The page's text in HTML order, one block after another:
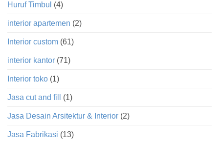
Huruf Timbul (4)
interior apartemen (2)
Interior custom (61)
interior kantor (71)
Interior toko (1)
Jasa cut and fill (1)
Jasa Desain Arsitektur & Interior (2)
Jasa Fabrikasi (13)